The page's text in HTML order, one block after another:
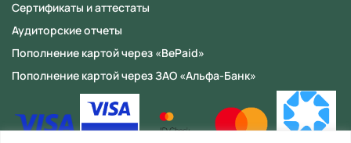
Сертификаты и аттестаты
Аудиторские отчеты
Пополнение картой через «BePaid»
Пополнение картой через ЗАО «Альфа-Банк»